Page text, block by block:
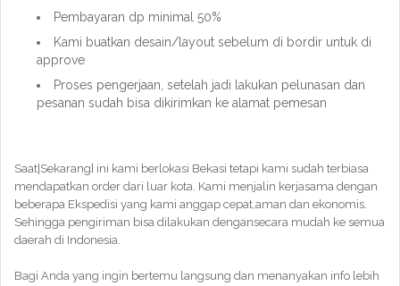
Pembayaran dp minimal 50%
Kami buatkan desain/layout sebelum di bordir untuk di
approve
Proses pengerjaan, setelah jadi lakukan pelunasan dan
pesanan sudah bisa dikirimkan ke alamat pemesan
Saat|Sekarang} ini kami berlokasi Bekasi tetapi kami sudah terbiasa
mendapatkan order dari luar kota. Kami menjalin kerjasama dengan
beberapa Ekspedisi yang kami anggap cepat,aman dan ekonomis.
Sehingga pengiriman bisa dilakukan dengansecara mudah ke semua
daerah di Indonesia.
Bagi Anda yang ingin bertemu langsung dan menanyakan info lebih